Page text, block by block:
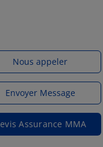
Nous appeler
Envoyer Message
Assurance MMA